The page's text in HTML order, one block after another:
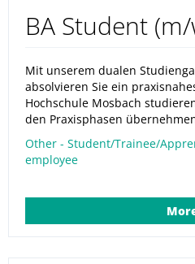
BA Student
Mit unserem dualen
absolvieren Sie ein
Hochschule Mosbach
den Praxisphasen
Other - Student/Trainee/
employee